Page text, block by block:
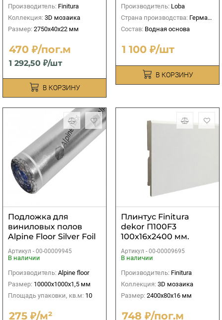
Производитель: Finitura
Коллекция: 3D мозаика
Размер: 2750х40х22 мм
470 ₽/пог.м
1 292,50 ₽/шт
В КОРЗИНУ
Производитель: Loba
Страна производства: Германия
Состав: Водная основа
1 100 ₽/шт
В КОРЗИНУ
Подложка для
виниловых полов
Alpine Floor Silver Foil
10000х1000х1,5 мм (10
Артикул - 00-00009945
В наличии
Производитель: Alpine floor
Размер: 10000х1000х1,5 мм
Площадь упаковки, кв.м: 10
275 ₽/м²
Плинтус Finitura
dekor П100F3
100х16х2400 мм.
Артикул - 00-00009695
В наличии
Производитель: Finitura
Коллекция: 3D мозаика
Размер: 2400х80х16 мм
748 ₽/пог.м